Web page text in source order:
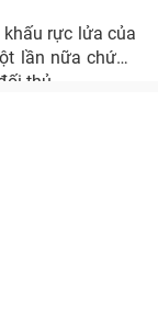
rực lửa của
lần nữa chứng
thủ.